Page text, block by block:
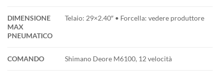
DIMENSIONE
MAX
PNEUMATICO
Telaio: 29×2.40″ • Forcella: vedere produttore
COMANDO Shimano Deore M6100, 12 velocità